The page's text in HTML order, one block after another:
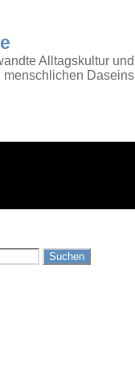
Alltagskultur und
Daseins